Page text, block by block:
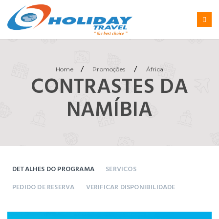
Home / Promoções / África
CONTRASTES DA
NAMÍBIA
DETALHES DO PROGRAMA
SERVICOS
PEDIDO DE RESERVA
VERIFICAR DISPONIBILIDADE